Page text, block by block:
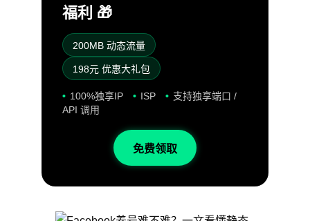
福利 🎁
200MB 动态流量
198元 优惠大礼包
100%独享IP ISP
支持独享端口 /
API 调用
免费领取